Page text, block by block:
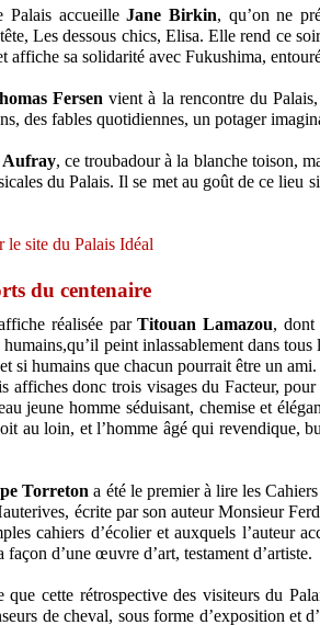
Palais accueilleJane Birkin, qu’on ne
Les dessous chics, Elisa. Elle rend ce
affiche sa solidarité avec Fukushima,
Fersen vient à la rencontre du
des fables quotidiennes, un potager
Aufray, ce troubadour à la blanche toison,
du Palais. Il se met au goût de ce lieu
le site du Palais Idéal
du centenaire
réalisée parTitouan Lamazou, dont
humains,qu’il peint inlassablement dans
si humains que chacun pourrait être un ami.
affiches donc trois visages du Facteur,
jeune homme séduisant, chemise et
au loin, et l’homme âgé qui revendique,
Torreton a été le premier à lire les
écrite par son auteur Monsieur
cahiers d’écolier et auxquels l’auteur
d’une œuvre d’art, testament d’artiste.
que cette rétrospective des visiteurs du
de cheval, sous forme d’exposition et